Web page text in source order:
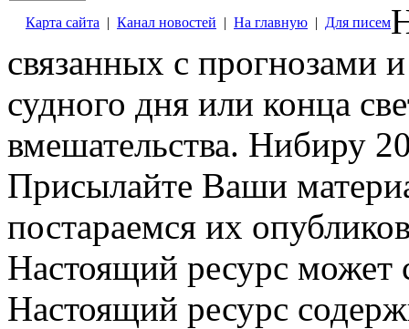
Карта сайта | Канал новостей | На главную | Для писем
связанных с прогнозами
судного дня или конца
вмешательства. Нибиру
Присылайте Ваши
постараемся их
Настоящий ресурс может
Настоящий ресурс